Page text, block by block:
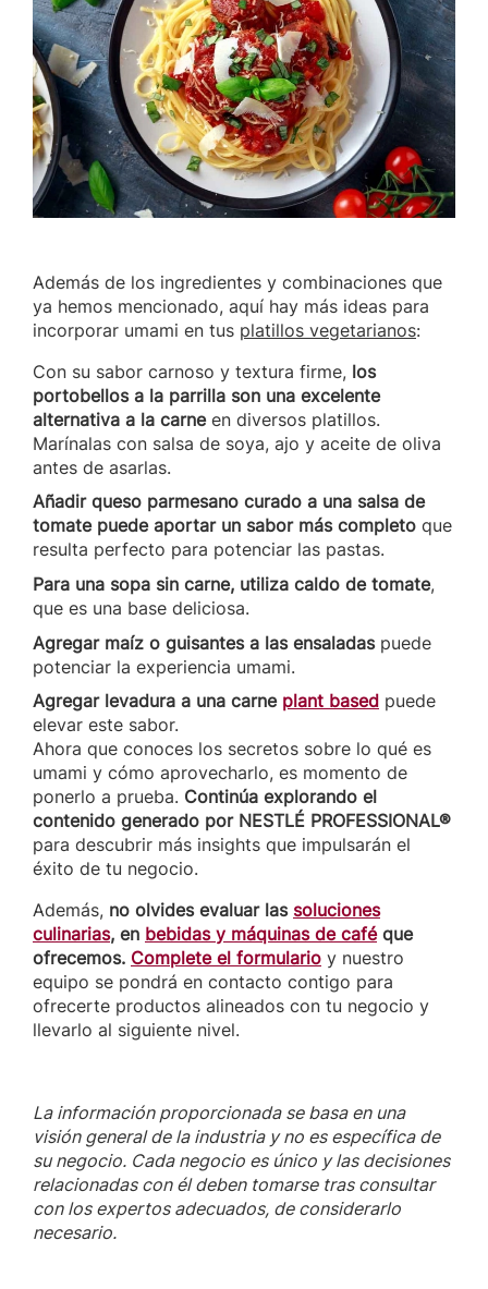
Además de los ingredientes y combinaciones que
ya hemos mencionado, aquí hay más ideas para
incorporar umami en tus platillos vegetarianos:
Con su sabor carnoso y textura firme, los
portobellos a la parrilla son una excelente
alternativa a la carneen diversos platillos.
Marínalas con salsa de soya, ajo y aceite de oliva
antes de asarlas.
Añadir queso parmesano curado a una salsa de
tomate puede aportar un sabor más completo que
resulta perfecto para potenciar las pastas.
Para una sopa sin carne, utiliza caldo de tomate,
que es una base deliciosa.
Agregar maíz o guisantes a las ensaladaspuede
potenciar la experiencia umami.
Agregar levadura a una carne plant based puede
elevar este sabor.
Ahora que conoces los secretos sobre lo qué es
umami y cómo aprovecharlo, es momento de
ponerlo a prueba. Continúa explorando el
contenido generado por NESTLÉ PROFESSIONAL®
para descubrir más insights que impulsarán el
éxito de tu negocio.
Además, no olvides evaluar las soluciones
culinarias, en bebidas y máquinas de caféque
ofrecemos. Complete el formulario y nuestro
equipo se pondrá en contacto contigo para
ofrecerte productos alineados con tu negocio y
llevarlo al siguiente nivel.
La información proporcionada se basa en una
visión general de la industria y no es específica de
su negocio. Cada negocio es único y las decisiones
relacionadas con él deben tomarse tras consultar
con los expertos adecuados, de considerarlo
necesario.